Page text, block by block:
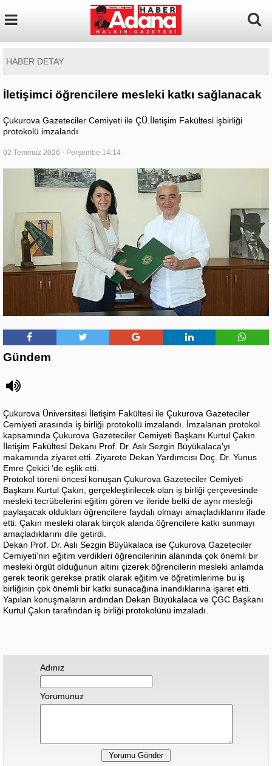
HABER DETAY
İletişimci öğrencilere mesleki katkı sağlanacak
Çukurova Gazeteciler Cemiyeti ile ÇÜ.İletişim Fakültesi işbirliği
protokolü imzalandı
02 Temmuz 2026 - Perşembe 14:14
Gündem
Çukurova Üniversitesi İletişim Fakültesi ile Çukurova Gazeteciler
Cemiyeti arasında iş birliği protokolü imzalandı. İmzalanan protokol
kapsamında Çukurova Gazeteciler Cemiyeti Başkanı Kurtul Çakın
İletişim Fakültesi Dekanı Prof. Dr. Aslı Sezgin Büyükalaca’yı
makamında ziyaret etti. Ziyarete Dekan Yardımcısı Doç. Dr. Yunus
Emre Çekici ’de eşlik etti.
Protokol töreni öncesi konuşan Çukurova Gazeteciler Cemiyeti
Başkanı Kurtul Çakın, gerçekleştirilecek olan iş birliği çerçevesinde
mesleki tecrübelerini eğitim gören ve ileride belki de aynı mesleği
paylaşacak oldukları öğrencilere faydalı olmayı amaçladıklarını ifade
etti. Çakın mesleki olarak birçok alanda öğrencilere katkı sunmayı
amaçladıklarını dile getirdi.
Dekan Prof. Dr. Aslı Sezgin Büyükalaca ise Çukurova Gazeteciler
Cemiyeti’nin eğitim verdikleri öğrencilerinin alanında çok önemli bir
mesleki örgüt olduğunun altını çizerek öğrencilerin mesleki anlamda
gerek teorik gerekse pratik olarak eğitim ve öğretimlerime bu iş
birliğinin çok önemli bir katkı sunacağına inandıklarına işaret etti.
Yapılan konuşmaların ardından Dekan Büyükalaca ve ÇGC Başkanı
Kurtul Çakın tarafından iş birliği protokolünü imzaladı.
Adınız
Yorumunuz